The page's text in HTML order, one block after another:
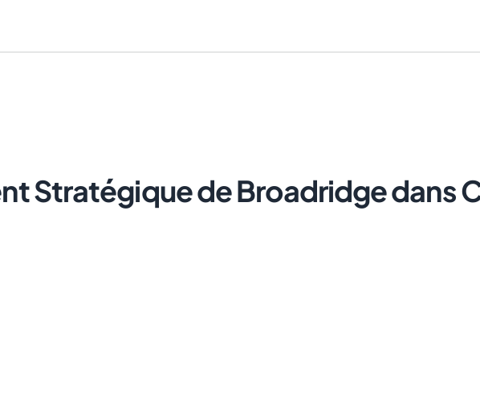
Stratégique de Broadridge dans